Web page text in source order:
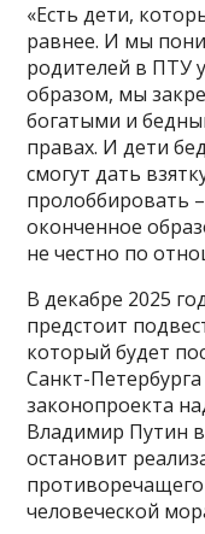
«Есть дети,
равнее. И мы
родителей в ПТУ
образом, мы
богатыми и
правах. И дети
смогут дать
пролоббировать
оконченное
не честно по
В декабре 2025
предстоит
который будет
Санкт-
законопроекта
Владимир Путин
остановит
человеческой